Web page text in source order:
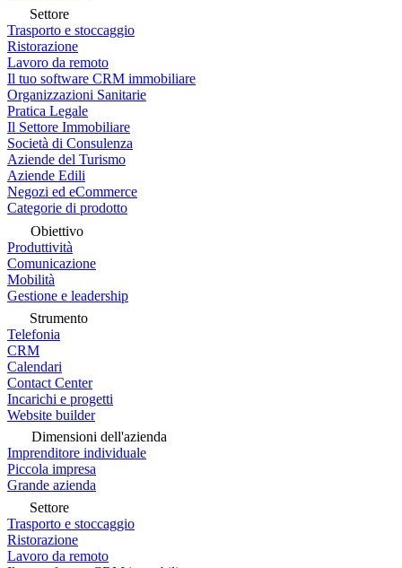
Settore
Trasporto e stoccaggio
Ristorazione
Lavoro da remoto
Il tuo software CRM immobiliare
Organizzazioni Sanitarie
Pratica Legale
Il Settore Immobiliare
Società di Consulenza
Aziende del Turismo
Aziende Edili
Negozi ed eCommerce
Categorie di prodotto
Obiettivo
Produttività
Comunicazione
Mobilità
Gestione e leadership
Strumento
Telefonia
CRM
Calendari
Contact Center
Incarichi e progetti
Website builder
Dimensioni dell'azienda
Imprenditore individuale
Piccola impresa
Grande azienda
Settore
Trasporto e stoccaggio
Ristorazione
Lavoro da remoto